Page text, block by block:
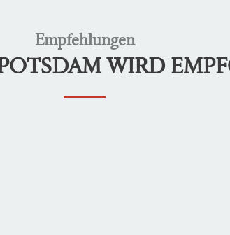
Empfehlungen
WIRD